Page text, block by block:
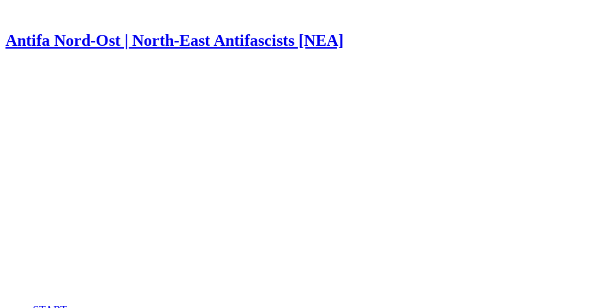
Antifa Nord-Ost | North-East Antifascists [NEA]